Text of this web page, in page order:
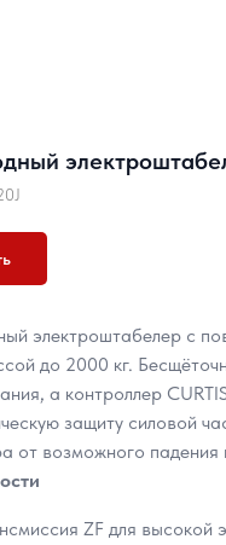
электроштабелер с
до 2000 кг.
а контроллер
защиту силовой
от возможного падения
ZF для высокой